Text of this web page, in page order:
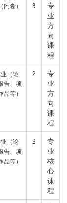
闭卷） 3
专
业
方
向
课
程
（论
告、项
品等）
2
专
业
方
向
课
程
（论
告、项
品等）
2
专
业
核
心
课
程